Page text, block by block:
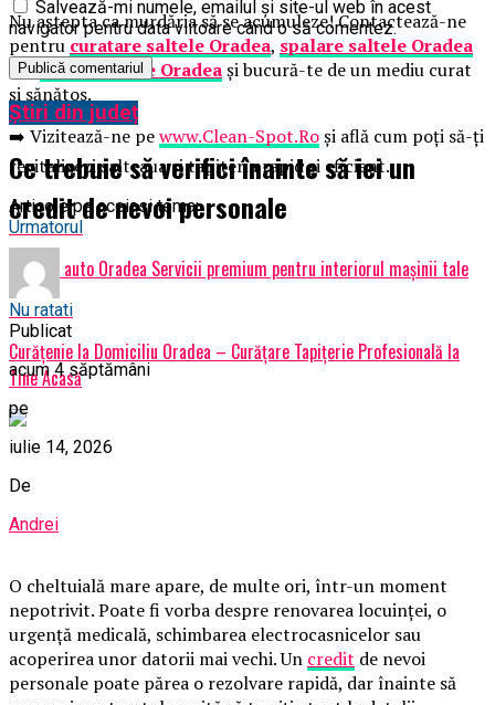
Nu aștepta ca murdăria să se acumuleze! Contactează-ne
pentru curatare saltele Oradea, spalare saltele Oradea
sauspalat saltele Oradeași bucură-te de un mediu curat
și sănătos.
➡️ Vizitează-ne pewww.Clean-Spot.Roși află cum poți să-ți
revitalizezi salteaua și tapiteria rapid și eficient.
Articole pe aceiasi tema:
Urmatorul
Spălare auto Oradea Servicii premium pentru interiorul mașinii tale
Nu ratati
Curățenie la Domiciliu Oradea – Curățare Tapițerie Profesională la
Tine Acasă
Salvează-mi numele, emailul și site-ul web în acest
navigator pentru data viitoare când o să comentez.
Știri din județ
Ce trebuie să verifici înainte să iei un
credit de nevoi personale
Publicat
acum 4 săptămâni
pe
iulie 14, 2026
De
Andrei
O cheltuială mare apare, de multe ori, într-un moment
nepotrivit. Poate fi vorba despre renovarea locuinței, o
urgență medicală, schimbarea electrocasnicelor sau
acoperirea unor datorii mai vechi. Un credit de nevoi
personale poate părea o rezolvare rapidă, dar înainte să